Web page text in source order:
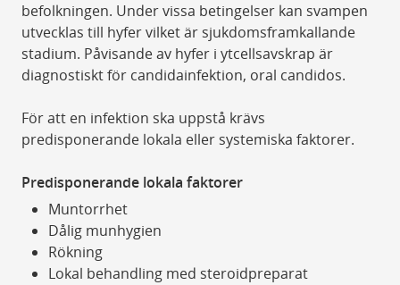
befolkningen. Under vissa betingelser kan svampen
utvecklas till hyfer vilket är sjukdomsframkallande
stadium. Påvisande av hyfer i ytcellsavskrap är
diagnostiskt för candidainfektion, oral candidos.
För att en infektion ska uppstå krävs
predisponerande lokala eller systemiska faktorer.
Predisponerande lokala faktorer
Muntorrhet
Dålig munhygien
Rökning
Lokal behandling med steroidpreparat